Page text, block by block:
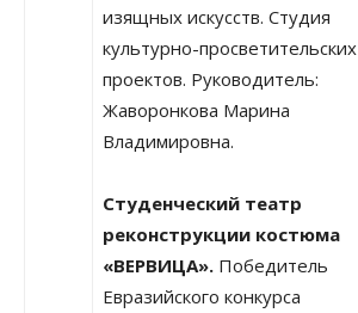
изящных искусств. Студия
культурно-просветительских
проектов. Руководитель:
Жаворонкова Марина
Владимировна.
Студенческий театр
реконструкции костюма
«ВЕРВИЦА». Победитель
Евразийского конкурса